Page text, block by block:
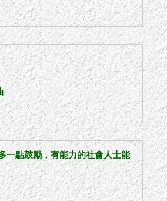
一點鼓勵，有能力的社會人士能